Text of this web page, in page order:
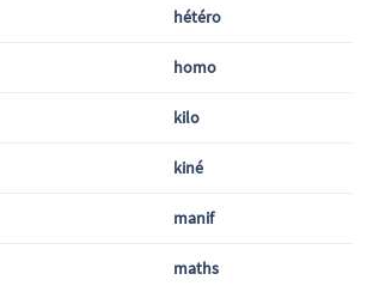
hétéro
homo
kilo
kiné
manif
maths